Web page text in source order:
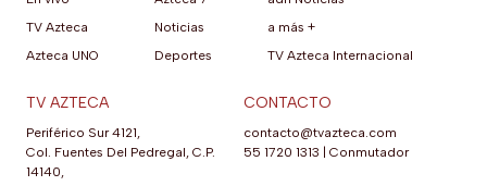
TV Azteca
Azteca UNO
Noticias
Deportes
a más +
TV Azteca Internacional
TV AZTECA
Periférico Sur 4121,
Col. Fuentes Del Pedregal, C.P.
14140,
CONTACTO
contacto@tvazteca.com
55 1720 1313 | Conmutador